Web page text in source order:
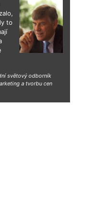
na
to
světový odborník
a tvorbu cen